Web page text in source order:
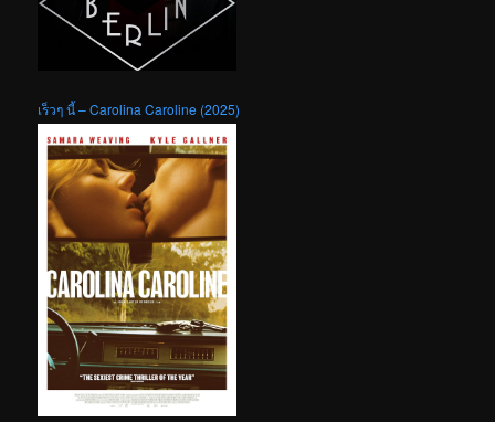
เร็วๆ นี้ – Carolina Caroline (2025)